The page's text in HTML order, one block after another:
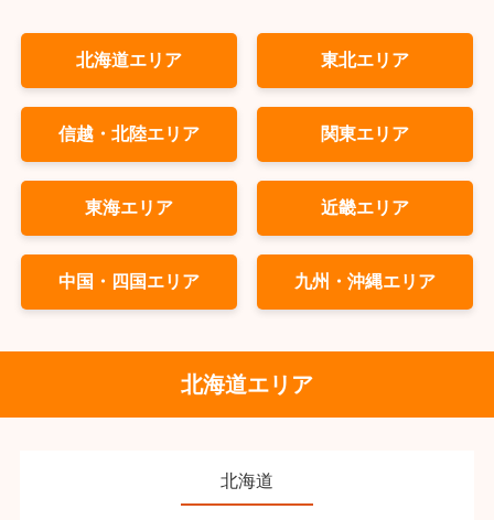
北海道エリア 東北エリア
信越・北陸エリア 関東エリア
東海エリア 近畿エリア
中国・四国エリア 九州・沖縄エリア
北海道エリア
北海道